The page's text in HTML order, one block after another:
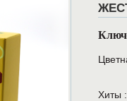
Хиты